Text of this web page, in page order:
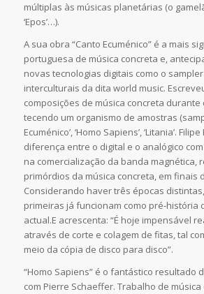
múltiplas às músicas planetárias (o
‘Epos’…).
A sua obra “Canto Ecuménico” é a mais
portuguesa de música concreta e,
novas tecnologias digitais como o
interculturais da dita world music.
composições de música concreta durante
tecendo um organismo de amostras
Ecuménico’, ‘Homo Sapiens’, ‘Litania’.
diferença entre o digital e o analógico
na comercialização da banda magnética,
primórdios da música concreta, em finais
Considerando haver três épocas
primeiras já funcionam como pré-história
actual.E acrescenta: “É hoje impensável
através de corte e colagem de fitas, tal
meio da cópia de disco para disco”.
“Homo Sapiens” é o fantástico resultado
com Pierre Schaeffer. Trabalho de